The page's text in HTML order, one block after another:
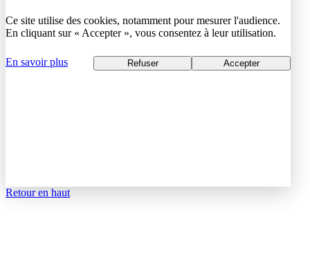
Ce site utilise des cookies, notamment pour mesurer l'audience.
En cliquant sur « Accepter », vous consentez à leur utilisation.
En savoir plus Refuser Accepter
Retour en haut